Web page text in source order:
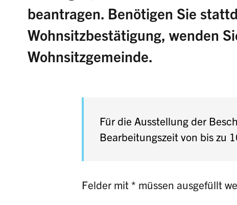
beantragen. Benötigen Sie
Wohnsitzbestätigung, wenden
Wohnsitzgemeinde.
Für die Ausstellung der
Bearbeitungszeit von bis zu
Felder mit * müssen ausgefüllt